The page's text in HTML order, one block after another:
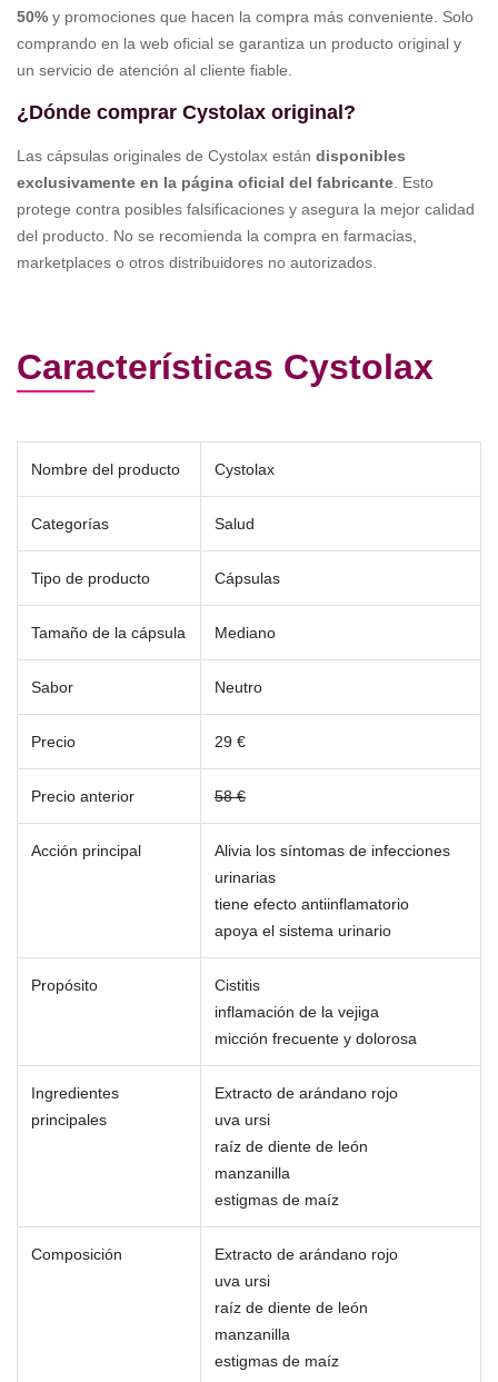
50% y promociones que hacen la compra más conveniente. Solo
comprando en la web oficial se garantiza un producto original y
un servicio de atención al cliente fiable.
¿Dónde comprar Cystolax original?
Las cápsulas originales de Cystolax están disponibles
exclusivamente en la página oficial del fabricante . Esto
protege contra posibles falsificaciones y asegura la mejor calidad
del producto. No se recomienda la compra en farmacias,
marketplaces o otros distribuidores no autorizados.
Características Cystolax
Nombre del producto Cystolax
Categorías Salud
Tipo de producto Cápsulas
Tamaño de la cápsula Mediano
Sabor Neutro
Precio 29 €
Precio anterior 58 €
Acción principal
Alivia los síntomas de infecciones
urinarias
tiene efecto antiinflamatorio
apoya el sistema urinario
Propósito
Cistitis
inflamación de la vejiga
micción frecuente y dolorosa
Ingredientes
principales
Extracto de arándano rojo
uva ursi
raíz de diente de león
manzanilla
estigmas de maíz
Composición
Extracto de arándano rojo
uva ursi
raíz de diente de león
manzanilla
estigmas de maíz